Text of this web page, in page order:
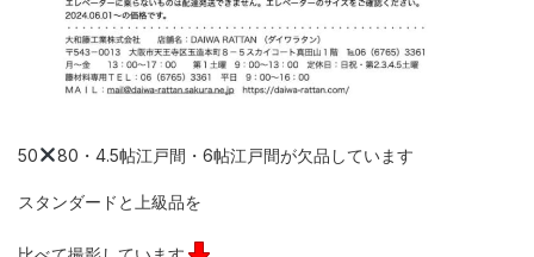
50 80・4.5帖江戸間・6帖江戸間が欠品しています
スタンダードと上級品を